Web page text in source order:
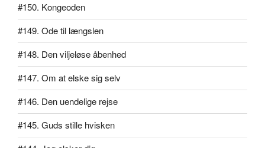
#150. Kongeoden
#149. Ode til længslen
#148. Den viljeløse åbenhed
#147. Om at elske sig selv
#146. Den uendelige rejse
#145. Guds stille hvisken